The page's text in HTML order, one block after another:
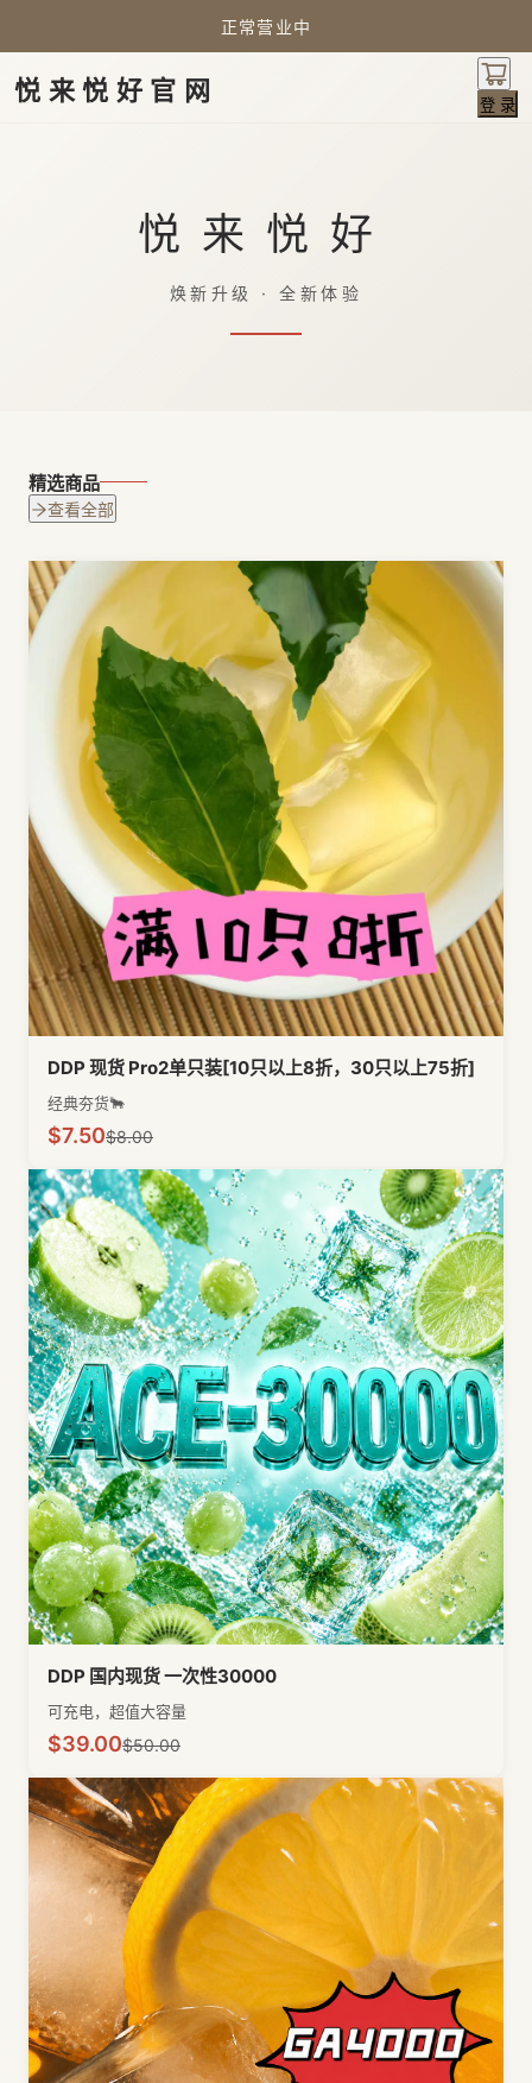
正常营业中
悦来悦好官网 登 录
悦来悦好
焕新升级 · 全新体验
精选商品
查看全部
DDP 现货 Pro2单只装[10只以上8折，30只以上75折]
经典夯货🐂
$7.50$8.00
DDP 国内现货 一次性30000
可充电，超值大容量
$39.00$50.00